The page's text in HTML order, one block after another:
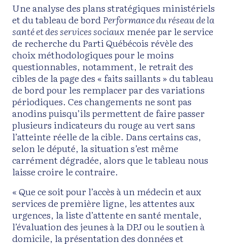
Une analyse des plans stratégiques ministériels
et du tableau de bordPerformance du réseau de la
santé et des services sociaux menée par le service
de recherche du Parti Québécois révèle des
choix méthodologiques pour le moins
questionnables, notamment, le retrait des
cibles de la page des « faits saillants » du tableau
de bord pour les remplacer par des variations
périodiques. Ces changements ne sont pas
anodins puisqu’ils permettent de faire passer
plusieurs indicateurs du rouge au vert sans
l’atteinte réelle de la cible. Dans certains cas,
selon le député, la situation s’est même
carrément dégradée, alors que le tableau nous
laisse croire le contraire.
« Que ce soit pour l’accès à un médecin et aux
services de première ligne, les attentes aux
urgences, la liste d’attente en santé mentale,
l’évaluation des jeunes à la DPJ ou le soutien à
domicile, la présentation des données et